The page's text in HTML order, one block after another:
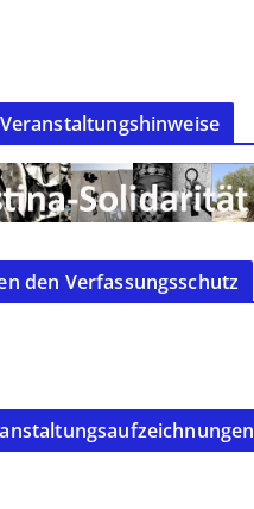
den Verfassungsschutz